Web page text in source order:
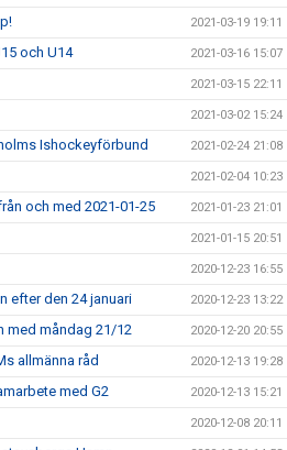
2021-03-19 19:11
och U14 2021-03-16 15:07
2021-03-15 22:11
2021-03-02 15:24
Ishockeyförbund 2021-02-24 21:08
2021-02-04 10:23
och med 2021-01-25 2021-01-23 21:01
2021-01-15 20:51
2020-12-23 16:55
efter den 24 januari 2020-12-23 13:22
med måndag 21/12 2020-12-20 20:55
allmänna råd 2020-12-13 19:28
med G2 2020-12-13 15:21
2020-12-08 20:11